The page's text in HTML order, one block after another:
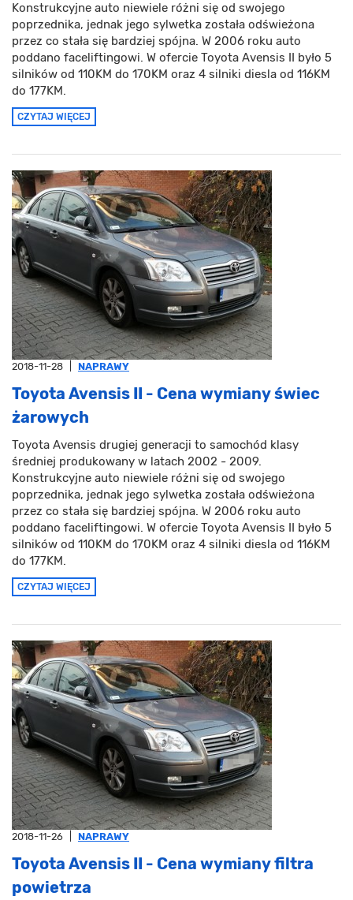
Konstrukcyjne auto niewiele różni się od swojego
poprzednika, jednak jego sylwetka została odświeżona
przez co stała się bardziej spójna. W 2006 roku auto
poddano faceliftingowi. W ofercie Toyota Avensis II było 5
silników od 110KM do 170KM oraz 4 silniki diesla od 116KM
do 177KM.
CZYTAJ WIĘCEJ
2018-11-28 NAPRAWY
Toyota Avensis II - Cena wymiany świec
żarowych
Toyota Avensis drugiej generacji to samochód klasy
średniej produkowany w latach 2002 - 2009.
Konstrukcyjne auto niewiele różni się od swojego
poprzednika, jednak jego sylwetka została odświeżona
przez co stała się bardziej spójna. W 2006 roku auto
poddano faceliftingowi. W ofercie Toyota Avensis II było 5
silników od 110KM do 170KM oraz 4 silniki diesla od 116KM
do 177KM.
CZYTAJ WIĘCEJ
2018-11-26 NAPRAWY
Toyota Avensis II - Cena wymiany filtra
powietrza